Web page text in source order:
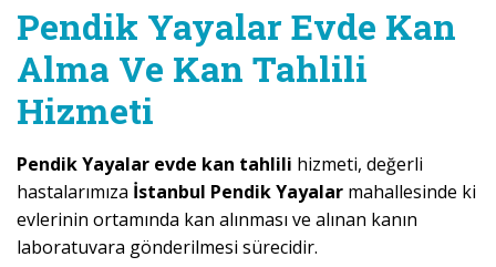
Pendik Yayalar Evde Kan
Alma Ve Kan Tahlili
Hizmeti
Pendik Yayalar evde kan tahlili hizmeti, değerli
hastalarımıza İstanbul Pendik Yayalar mahallesinde ki
evlerinin ortamında kan alınması ve alınan kanın
laboratuvara gönderilmesi sürecidir.